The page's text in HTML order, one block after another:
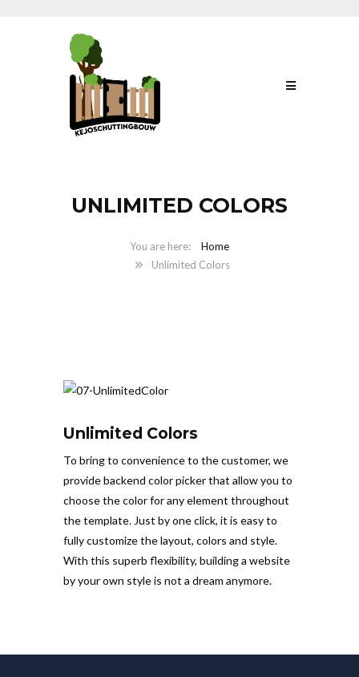
UNLIMITED COLORS
Home
Unlimited Colors
Unlimited Colors
To bring to convenience to the customer, we
provide backend color picker that allow you to
choose the color for any element throughout
the template. Just by one click, it is easy to
fully customize the layout, colors and style.
With this superb flexibility, building a website
by your own style is not a dream anymore.